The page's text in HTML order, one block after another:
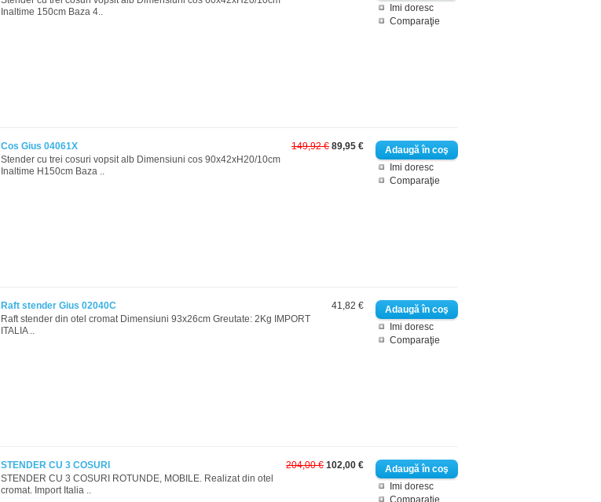
Imi doresc
Comparaţie
Inaltime 150cm Baza 4..
Imi doresc
Comparaţie
149,92 € 89,95 €
Cos Gius 04061X
Stender cu trei cosuri vopsit alb Dimensiuni cos 90x42xH20/10cm
Inaltime H150cm Baza ..
Imi doresc
Comparaţie
41,82 €
Raft stender Gius 02040C
Raft stender din otel cromat Dimensiuni 93x26cm Greutate: 2Kg IMPORT
ITALIA ..
Imi doresc
Comparaţie
204,00 € 102,00 €
STENDER CU 3 COSURI
STENDER CU 3 COSURI ROTUNDE, MOBILE. Realizat din otel
cromat. Import Italia ..